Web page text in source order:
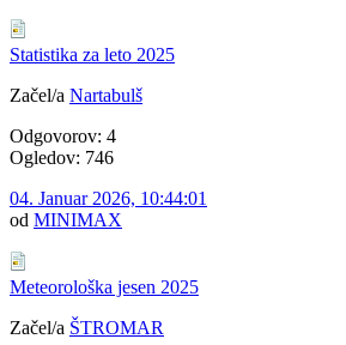
Statistika za leto 2025
Začel/a Nartabulš
Odgovorov: 4
Ogledov: 746
04. Januar 2026, 10:44:01
od MINIMAX
Meteorološka jesen 2025
Začel/a ŠTROMAR